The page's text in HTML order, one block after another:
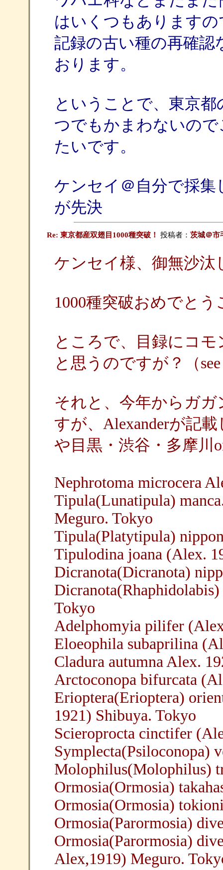
はいくつもあります
記録の古い種の再確
おります。
ということで、東京
つでもかまわないの
たいです。
ケンセイ＠自分で採集
が先決
Re: 東京都産双翅目1000種突破！ 投稿者： 茨城＠市
ケンセイ様、御無沙汰
1000種突破おめでと
ところで、目録にコ
と思うのですが？（
それと、今年からガ
すが、Alexanderが記
や目黒・渋谷・多摩川
Nephrotoma microcera
Tipula(Lunatipula)
Meguro. Tokyo
Tipula(Platytipula)
Tipulodina joana (Alex.
Dicranota(Dicranota)
Tokyo
Adelphomyia pilifer
Eloeophila subaprilina
Cladura autumna Alex.
Arctoconopa bifurcata
Erioptera(Erioptera)
1921) Shibuya. Tokyo
Scieroprocta cinctifer
Symplecta(Psiloconopa)
Molophilus(Molophilus)
Ormosia(Ormosia)
Ormosia(Ormosia)
Ormosia(Parormosia)
Ormosia(Parormosia)
Alex,1919) Meguro.